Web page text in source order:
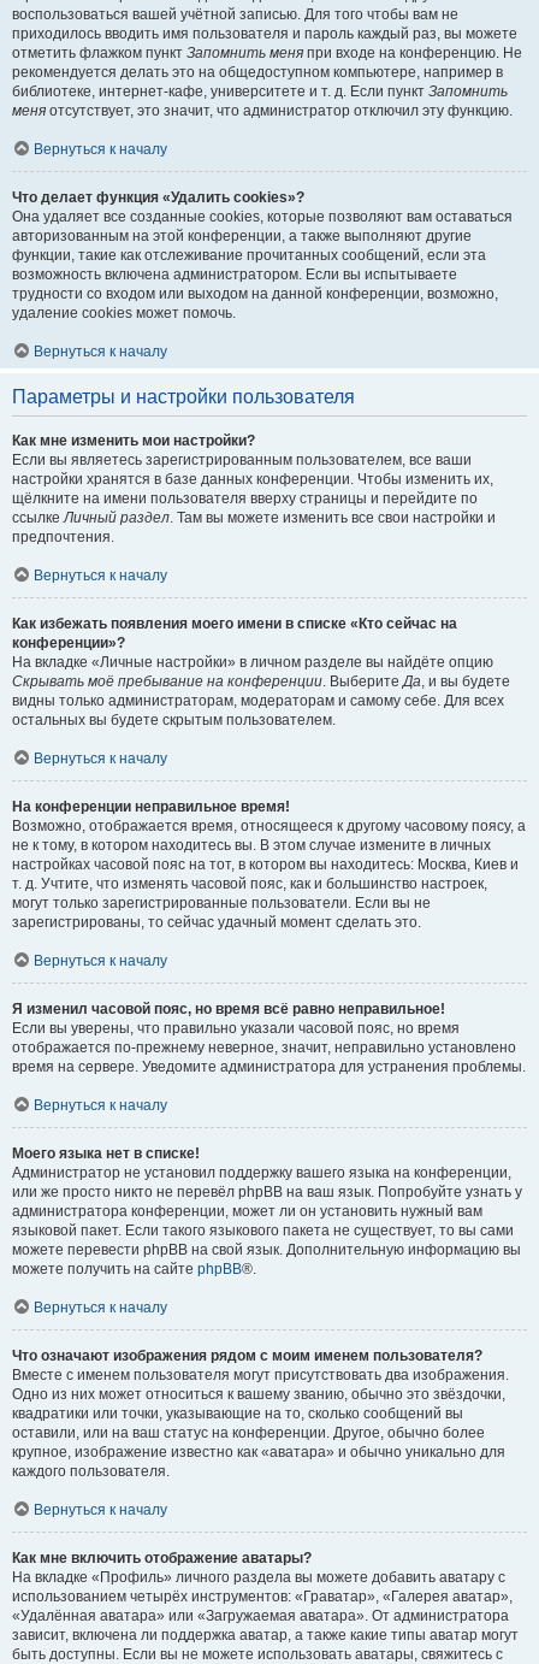
воспользоваться вашей учётной записью. Для того чтобы вам не
приходилось вводить имя пользователя и пароль каждый раз, вы можете
отметить флажком пункт Запомнить меня при входе на конференцию. Не
рекомендуется делать это на общедоступном компьютере, например в
библиотеке, интернет-кафе, университете и т. д. Если пункт Запомнить
меня отсутствует, это значит, что администратор отключил эту функцию.
Вернуться к началу
Что делает функция «Удалить cookies»?
Она удаляет все созданные cookies, которые позволяют вам оставаться
авторизованным на этой конференции, а также выполняют другие
функции, такие как отслеживание прочитанных сообщений, если эта
возможность включена администратором. Если вы испытываете
трудности со входом или выходом на данной конференции, возможно,
удаление cookies может помочь.
Вернуться к началу
Параметры и настройки пользователя
Как мне изменить мои настройки?
Если вы являетесь зарегистрированным пользователем, все ваши
настройки хранятся в базе данных конференции. Чтобы изменить их,
щёлкните на имени пользователя вверху страницы и перейдите по
ссылкеЛичный раздел. Там вы можете изменить все свои настройки и
предпочтения.
Вернуться к началу
Как избежать появления моего имени в списке «Кто сейчас на
конференции»?
На вкладке «Личные настройки» в личном разделе вы найдёте опцию
Скрывать моё пребывание на конференции. ВыберитеДа, и вы будете
видны только администраторам, модераторам и самому себе. Для всех
остальных вы будете скрытым пользователем.
Вернуться к началу
На конференции неправильное время!
Возможно, отображается время, относящееся к другому часовому поясу, а
не к тому, в котором находитесь вы. В этом случае измените в личных
настройках часовой пояс на тот, в котором вы находитесь: Москва, Киев и
т. д. Учтите, что изменять часовой пояс, как и большинство настроек,
могут только зарегистрированные пользователи. Если вы не
зарегистрированы, то сейчас удачный момент сделать это.
Вернуться к началу
Я изменил часовой пояс, но время всё равно неправильное!
Если вы уверены, что правильно указали часовой пояс, но время
отображается по-прежнему неверное, значит, неправильно установлено
время на сервере. Уведомите администратора для устранения проблемы.
Вернуться к началу
Моего языка нет в списке!
Администратор не установил поддержку вашего языка на конференции,
или же просто никто не перевёл phpBB на ваш язык. Попробуйте узнать у
администратора конференции, может ли он установить нужный вам
языковой пакет. Если такого языкового пакета не существует, то вы сами
можете перевести phpBB на свой язык. Дополнительную информацию вы
можете получить на сайте phpBB®.
Вернуться к началу
Что означают изображения рядом с моим именем пользователя?
Вместе с именем пользователя могут присутствовать два изображения.
Одно из них может относиться к вашему званию, обычно это звёздочки,
квадратики или точки, указывающие на то, сколько сообщений вы
оставили, или на ваш статус на конференции. Другое, обычно более
крупное, изображение известно как «аватара» и обычно уникально для
каждого пользователя.
Вернуться к началу
Как мне включить отображение аватары?
На вкладке «Профиль» личного раздела вы можете добавить аватару с
использованием четырёх инструментов: «Граватар», «Галерея аватар»,
«Удалённая аватара» или «Загружаемая аватара». От администратора
зависит, включена ли поддержка аватар, а также какие типы аватар могут
быть доступны. Если вы не можете использовать аватары, свяжитесь с